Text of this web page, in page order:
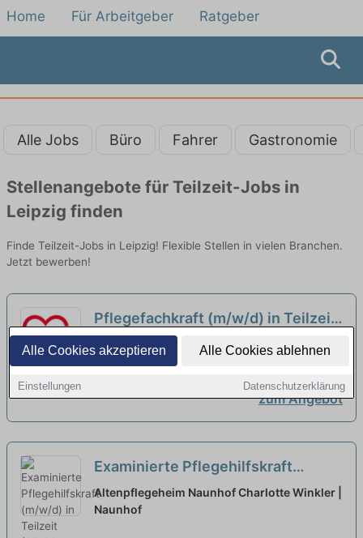
Alle Cookies akzeptieren Alle Cookies ablehnen
Einstellungen Datenschutzerklärung
Home Für Arbeitgeber Ratgeber
Alle Jobs Büro Fahrer Gastronomie
Stellenangebote für Teilzeit-Jobs in
Leipzig finden
Finde Teilzeit-Jobs in Leipzig! Flexible Stellen in vielen Branchen.
Jetzt bewerben!
Pflegefachkraft (m/w/d) in Teilzeit
(35 Stunden/Woche) - Dein
Arbeitsplatz in einer familiären
neu
AWO Seniorenzentrum "Dr. Margarete Blank"
Leipzig | Leipzig
zum Angebot
Examinierte Pflegehilfskraft
(m/w/d) in Teilzeit (25-32
Stunden/Woche) - Bereichere
Altenpflegeheim Naunhof Charlotte Winkler |
Naunhof